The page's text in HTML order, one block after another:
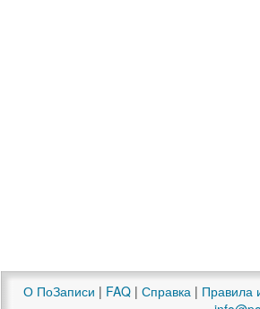
О ПоЗаписи | FAQ | Справка | Правила